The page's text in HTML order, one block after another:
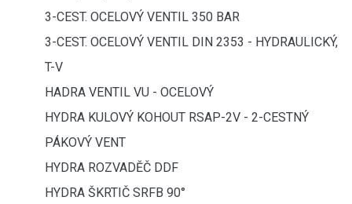
3-CEST. OCELOVÝ VENTIL 350 BAR
3-CEST. OCELOVÝ VENTIL DIN 2353 - HYDRAULICKÝ,
T-V
HADRA VENTIL VU - OCELOVÝ
HYDRA KULOVÝ KOHOUT RSAP-2V - 2-CESTNÝ
PÁKOVÝ VENT
HYDRA ROZVADĚČ DDF
HYDRA ŠKRTIČ SRFB 90°